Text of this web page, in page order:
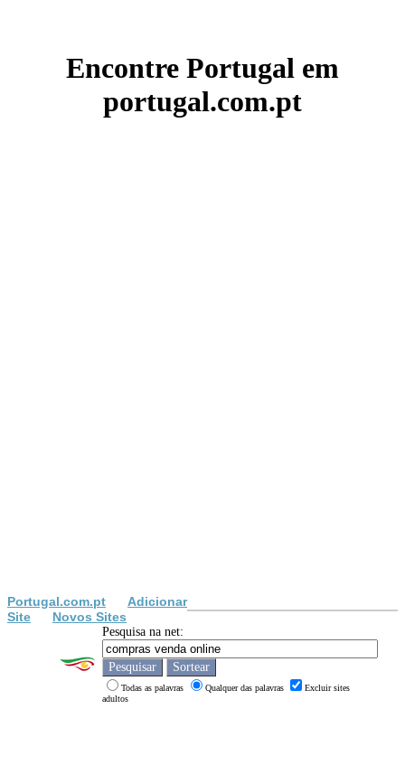
Encontre Portugal em
portugal.com.pt
Portugal.com.pt
Adicionar
Site
Novos Sites
Pesquisa na net:
Todas as palavras Qualquer das palavras
Excluir sites
adultos